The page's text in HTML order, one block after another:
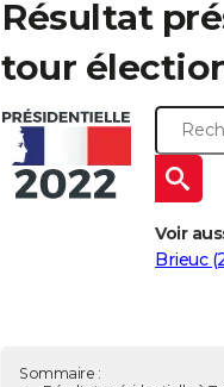
Résultat
tour
Voir
Brieuc
Sommaire :